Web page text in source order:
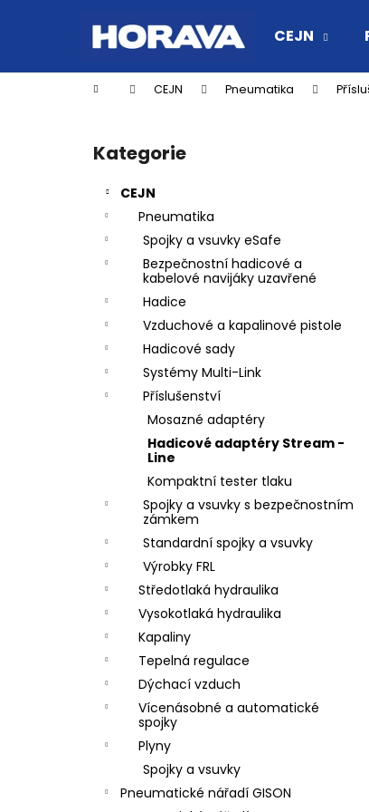
CEJN
Domů CEJN Pneumatika
Přeskočit
kategorie
Kategorie
CEJN
Pneumatika
Spojky a vsuvky eSafe
Bezpečnostní hadicové a
kabelové navijáky uzavřené
Hadice
Vzduchové a kapalinové pistole
Hadicové sady
Systémy Multi-Link
Příslušenství
Mosazné adaptéry
Hadicové adaptéry Stream -
Line
Kompaktní tester tlaku
Spojky a vsuvky s bezpečnostním
zámkem
Standardní spojky a vsuvky
Výrobky FRL
Středotlaká hydraulika
Vysokotlaká hydraulika
Kapaliny
Tepelná regulace
Dýchací vzduch
Vícenásobné a automatické
spojky
Plyny
Spojky a vsuvky
Pneumatické nářadí GISON
í
Zpět
do
Zpět
do
RYCHLOSPOJKA ESAFE R 1/2" VNĚJŠÍ